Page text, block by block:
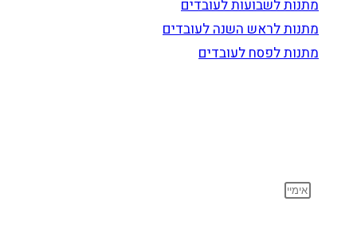
מתנות לשבועות לעובדים
מתנות לראש השנה לעובדים
מתנות לפסח לעובדים